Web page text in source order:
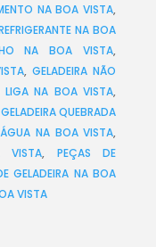
NA BOA VISTA,
NA BOA
NA BOA VISTA,
,GELADEIRA NÃO
LIGA NA BOA VISTA,
GELADEIRA QUEBRADA
NA BOA VISTA,
VISTA, PEÇAS DE
GELADEIRA NA BOA
VISTA